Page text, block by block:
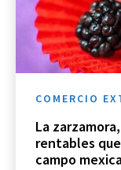
COMERCIO
La
rentables
campo